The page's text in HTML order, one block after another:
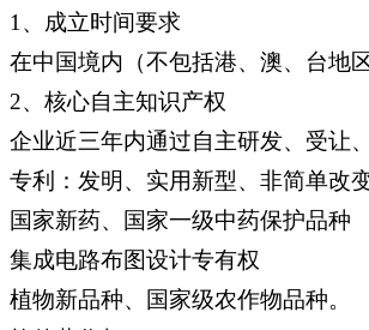
1、成立时间要求
在中国境内（不包括港、澳、台地
2、核心自主知识产权
企业近三年内通过自主研发、受让
专利：发明、实用新型、非简单
国家新药、国家一级中药保护品种
集成电路布图设计专有权
植物新品种、国家级农作物品种。